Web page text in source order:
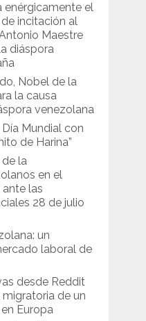
enérgicamente el
incitación al
Maestre
diáspora
Nobel de la
la causa
venezolana
Mundial con
de Harina”
la
en el
ante las
28 de julio
un
laboral de
desde Reddit
de un
Europa